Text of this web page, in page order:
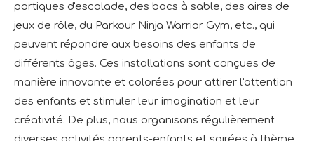
portiques d'escalade, des bacs à sable, des aires de
jeux de rôle, du Parkour Ninja Warrior Gym, etc., qui
peuvent répondre aux besoins des enfants de
différents âges. Ces installations sont conçues de
manière innovante et colorées pour attirer l'attention
des enfants et stimuler leur imagination et leur
créativité. De plus, nous organisons régulièrement